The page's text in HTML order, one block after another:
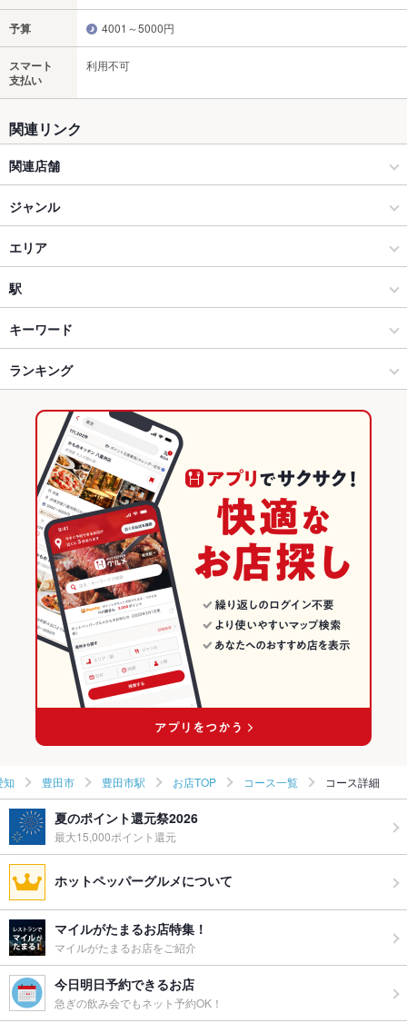
予算 4001～5000円
スマート
支払い
利用不可
関連リンク
関連店舗
海鮮×炭火居酒屋 源てん
原始焼き酒場 火の丸
ジャンル
居酒屋
海鮮
豊田市 × 居酒屋
豊田市 × 海鮮
豊田市駅 × 居酒屋
豊田市駅 × 海鮮
焼き鳥・鶏料理
豊田市 × 和食
豊田市 × 焼き鳥・鶏料理
豊田市駅 × 和食
豊田市駅 × 焼き鳥・鶏料理
エリア
豊田市駅
豊田市駅 × 居酒屋
豊田市駅 × 海鮮
豊田市駅 × 和食
豊田市駅 × 焼き鳥・鶏料理
愛知 × 居酒屋
愛知 × 海鮮
愛知 × 和食
愛知 × 焼き鳥・鶏料理
駅
梅坪駅
新豊田駅
豊田市駅
キーワード
手羽先 からあげ
チャーハン 炭火焼
ランキング
愛知のグルメランキング
愛知の居酒屋ランキング
愛知の海鮮ランキング
豊田市のグルメランキング
豊田市の居酒屋ランキング
豊田市の海鮮ランキング
豊田市駅のグルメランキング
豊田市駅の居酒屋ランキング
豊田市駅の海鮮ランキング
知 豊田市 豊田市駅 お店TOP コース一覧 コース詳細
夏のポイント還元祭2026
最大15,000ポイント還元
ホットペッパーグルメについて
マイルがたまるお店特集！
マイルがたまるお店をご紹介
今日明日予約できるお店
急ぎの飲み会でもネット予約OK！